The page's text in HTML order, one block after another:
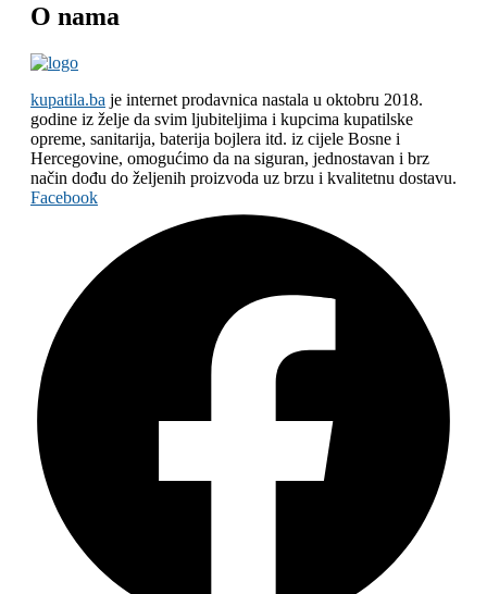
O nama
kupatila.ba je internet prodavnica nastala u oktobru 2018.
godine iz želje da svim ljubiteljima i kupcima kupatilske
opreme, sanitarija, baterija bojlera itd. iz cijele Bosne i
Hercegovine, omogućimo da na siguran, jednostavan i brz
način dođu do željenih proizvoda uz brzu i kvalitetnu dostavu.
Facebook